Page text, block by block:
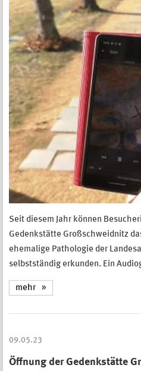
Seit diesem Jahr können
Gedenkstätte Großschweidnitz
ehemalige Pathologie der
selbstständig erkunden. Ein
mehr
09.05.23
Öffnung der Gedenkstätte